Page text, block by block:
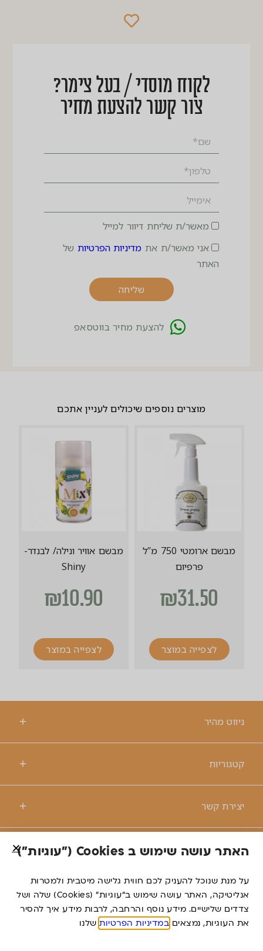
לקוח מוסדי / בעל צימר?
צור קשר להצעת מחיר
מאשר/ת שליחת דיוור למייל
אני מאשר/ת את מדיניות הפרטיות של
האתר
שליחה
להצעת מחיר בווטסאפ
מוצרים נוספים שיכולים לעניין אתכם
מבשם ארומטי 750 מ”ל
פרפיום
₪31.50
לצפייה במוצר
מבשם אוויר ונילה/ לבנדר-
Shiny
₪10.90
לצפייה במוצר
ניווט מהיר
קטגוריות
יצירת קשר
דברו
משרד פרסום
האתר עושה שימוש ב Cookies ("עוגיות")
על מנת שנוכל להעניק לכם חווית גלישה מיטבית ולמטרות
אנליטיקה, האתר עושה שימוש ב”עוגיות” (Cookies) שלה ושל
צדדים שלישיים. מידע נוסף והרחבה, לרבות מידע איך להסיר
את העוגיות, נמצאים במדיניות הפרטיותשלנו